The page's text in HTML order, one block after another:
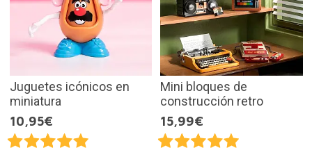
Juguetes icónicos en
miniatura
10,95€
Mini bloques de
construcción retro
15,99€